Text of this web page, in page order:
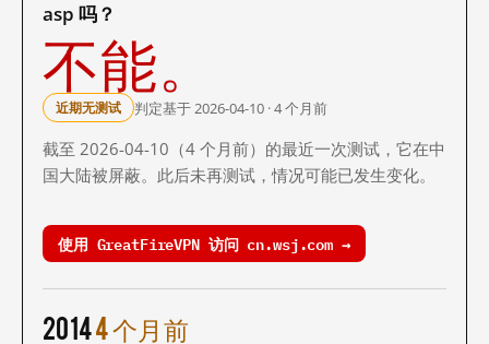
asp 吗？
不能。
近期无测试 判定基于 2026-04-10 · 4 个月前
截至 2026-04-10（4 个月前）的最近一次测试，它在中
国大陆被屏蔽。此后未再测试，情况可能已发生变化。
使用 GreatFireVPN 访问 cn.wsj.com →
20144 个月前